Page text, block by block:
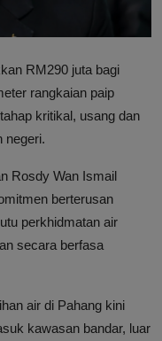
RM290 juta bagi
rangkaian paip
kritikal, usang dan
negeri.
Rosdy Wan Ismail
berterusan
perkhidmatan air
secara berfasa
air di Pahang kini
kawasan bandar, luar